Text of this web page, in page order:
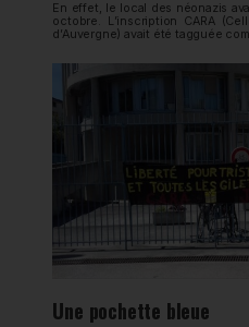
En effet, le local des néonazis
octobre. L’inscription CARA
d’Auvergne) avait été tagguée
Une pochette bleue